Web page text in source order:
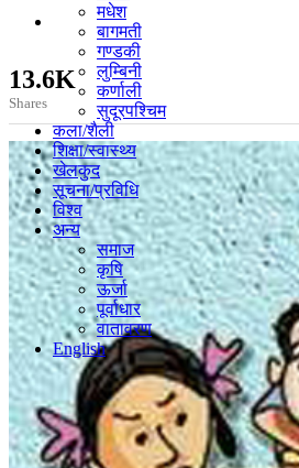
मधेश
बागमती
गण्डकी
लुम्बिनी
कर्णाली
सुदूरपश्चिम
कला/शैली
शिक्षा/स्वास्थ्य
खेलकुद
सूचना/प्रविधि
विश्व
अन्य
समाज
कृषि
ऊर्जा
पूर्वाधार
वातावरण
English
13.6K
Shares